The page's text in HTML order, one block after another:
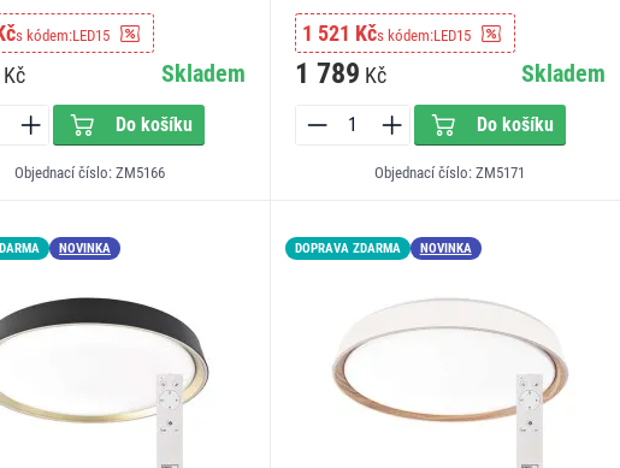
s kódem:LED15
Kč Skladem
Do košíku
Objednací číslo: ZM5166
1 521 Kčs kódem:LED15
1 789 Kč Skladem
Do košíku
Objednací číslo: ZM5171
NOVINKA DOPRAVA ZDARMA NOVINKA